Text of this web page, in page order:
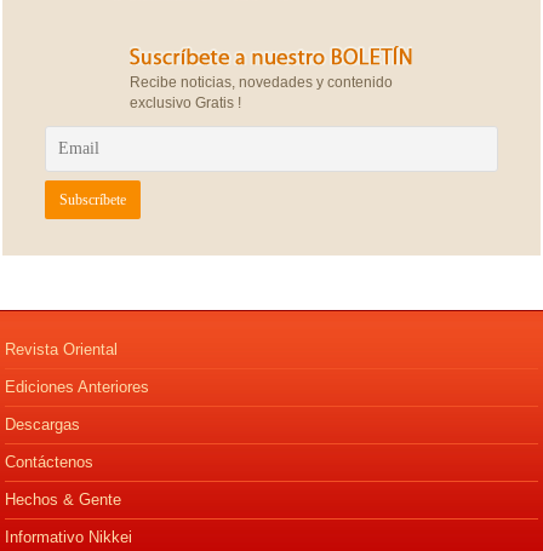
Recibe noticias, novedades y contenido
exclusivo Gratis !
Revista Oriental
Ediciones Anteriores
Descargas
Contáctenos
Hechos & Gente
Informativo Nikkei